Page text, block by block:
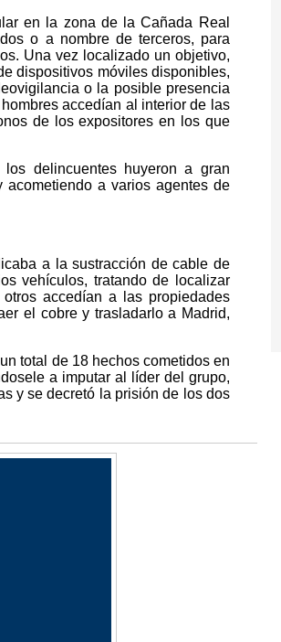
en la zona de la Cañada Real
o a nombre de terceros, para
Una vez localizado un objetivo,
dispositivos móviles disponibles,
o la posible presencia
accedían al interior de las
de los expositores en los que
delincuentes huyeron a gran
a varios agentes de
a la sustracción de cable de
vehículos, tratando de localizar
accedían a las propiedades
el cobre y trasladarlo a Madrid,
total de 18 hechos cometidos en
a imputar al líder del grupo,
y se decretó la prisión de los dos